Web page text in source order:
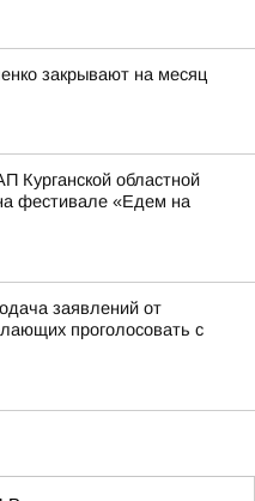
закрывают на месяц
Курганской областной
фестивале «Едем на
заявлений от
проголосовать с